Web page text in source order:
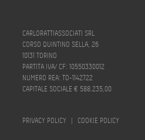
CARLORATTIASSOCIATI SRL
CORSO QUINTINO SELLA, 26
10131 TORINO
PARTITA IVA/ CF: 10550330012
NUMERO REA: TO-1142722
CAPITALE SOCIALE € 588.235,00
PRIVACY POLICY | COOKIE POLICY